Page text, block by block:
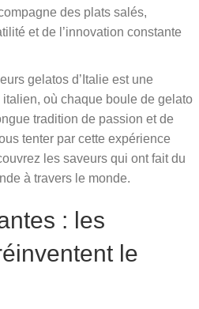
des plats salés,
et de l’innovation constante
gelatos d’Italie est une
où chaque boule de gelato
tradition de passion et de
tenter par cette expérience
les saveurs qui ont fait du
à travers le monde.
: les
le